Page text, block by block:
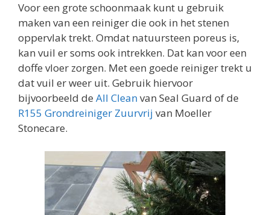
Voor een grote schoonmaak kunt u gebruik
maken van een reiniger die ook in het stenen
oppervlak trekt. Omdat natuursteen poreus is,
kan vuil er soms ook intrekken. Dat kan voor een
doffe vloer zorgen. Met een goede reiniger trekt u
dat vuil er weer uit. Gebruik hiervoor
bijvoorbeeld de All Cleanvan Seal Guard of de
R155 Grondreiniger Zuurvrij van Moeller
Stonecare.